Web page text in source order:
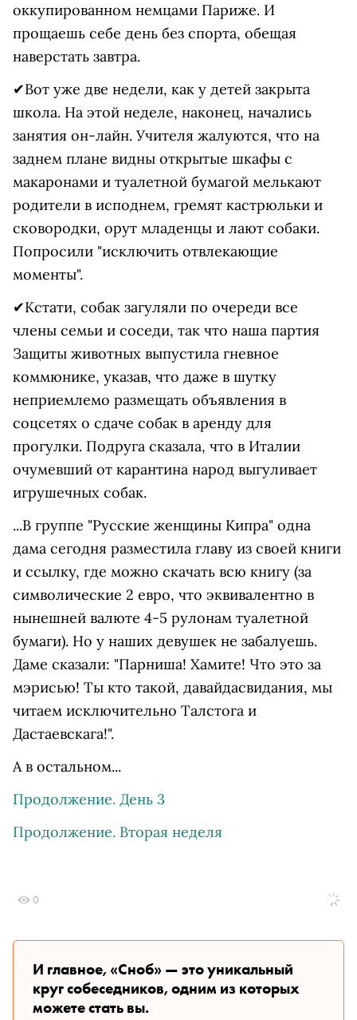
оккупированном немцами Париже. И
прощаешь себе день без спорта, обещая
наверстать завтра.
✔Вот уже две недели, как у детей закрыта
школа. На этой неделе, наконец, начались
занятия он-лайн. Учителя жалуются, что на
заднем плане видны открытые шкафы с
макаронами и туалетной бумагой мелькают
родители в исподнем, гремят кастрюльки и
сковородки, орут младенцы и лают собаки.
Попросили "исключить отвлекающие
моменты".
✔Кстати, собак загуляли по очереди все
члены семьи и соседи, так что наша партия
Защиты животных выпустила гневное
коммюнике, указав, что даже в шутку
неприемлемо размещать объявления в
соцсетях о сдаче собак в аренду для
прогулки. Подруга сказала, что в Италии
очумевший от карантина народ выгуливает
игрушечных собак.
...В группе "Русские женщины Кипра" одна
дама сегодня разместила главу из своей книги
и ссылку, где можно скачать всю книгу (за
символические 2 евро, что эквивалентно в
нынешней валюте 4-5 рулонам туалетной
бумаги). Но у наших девушек не забалуешь.
Даме сказали: "Парниша! Хамите! Что это за
мэрисью! Ты кто такой, давайдасвидания, мы
читаем исключительно Талстога и
Дастаевскага!".
А в остальном...
Продолжение. День 3
Продолжение. Вторая неделя
0
И главное, «Сноб» — это уникальный
круг собеседников, одним из которых
можете стать вы.